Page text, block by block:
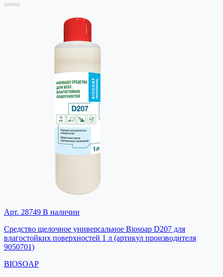
Арт. 28749 В наличии
Средство щелочное универсальное Biosoap D207 для
влагостойких поверхностей 1 л (артикул производителя
9050701)
BIOSOAP